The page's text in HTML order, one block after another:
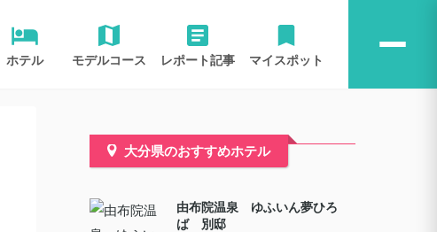
ホテル モデルコース レポート記事 マイスポット
大分県のおすすめホテル
由布院温泉 ゆふいん夢ひろ
ば 別邸